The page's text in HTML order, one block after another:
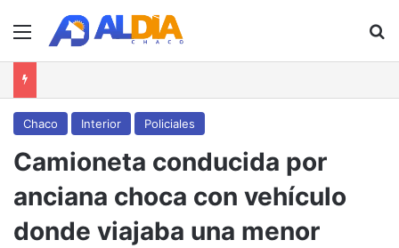
Menú
Chaco Interior Policiales
Camioneta conducida por
anciana choca con vehículo
donde viajaba una menor